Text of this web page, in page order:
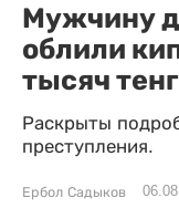
Мужчину
облили
тысяч
Раскрыты
преступления.
Ербол Садыков